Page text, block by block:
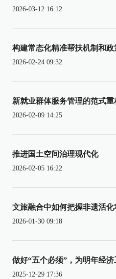
2026-03-12 16:12
构建常态化精准帮扶机制和政
2026-02-24 09:32
新就业群体服务管理的范式
2026-02-09 14:25
推进国土空间治理现代化
2026-02-05 16:22
文旅融合中如何把握非遗活化
2026-01-30 09:18
做好“五个必须”，为明年经
2025-12-29 17:36